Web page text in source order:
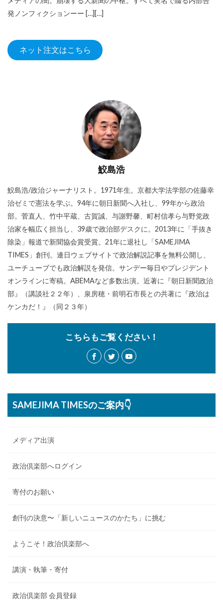
発ノンフィクションーー […][…]
ネット注文はこちら
鮫島浩
鮫島浩/政治ジャーナリスト。1971年生。京都大学法学部の佐藤幸
治ゼミで憲法を学ぶ。94年に朝日新聞へ入社し、99年から政治
部。菅直人、竹中平蔵、古賀誠、与謝野馨、町村信孝ら与野党政
治家を幅広く担当し、39歳で政治部デスクに。2013年に「手抜き
除染」報道で新聞協会賞受賞。21年に退社し「SAMEJIMA
TIMES」創刊。連日ウェブサイトで政治解説記事を無料公開し、
ユーチューブでも政治解説を発信。サンデー毎日やプレジデント
オンラインに寄稿。ABEMAなど多数出演。近著に『朝日新聞政治
部』（講談社２２年）、泉房穂・前明石市長との共著に『政治は
ケンカだ！』（同２３年）
こちらもご覧ください！
SAMEJIMA TIMESのご案内👇
メディア出演
政治倶楽部へログイン
寄付のお願い
創刊の決意〜「新しいニュースのかたち」に挑む
ようこそ！政治倶楽部へ
講演・執筆・寄付
政治倶楽部 会員登録